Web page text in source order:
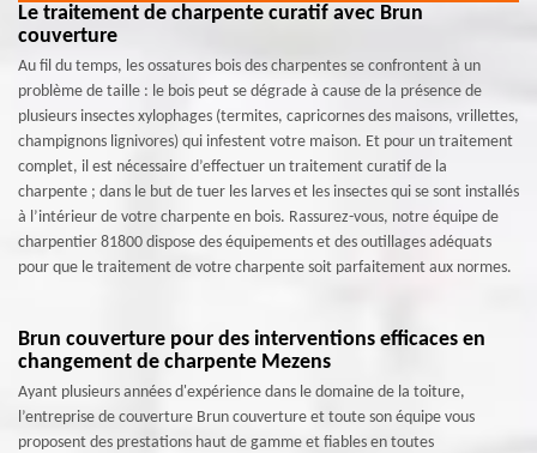
Le traitement de charpente curatif avec Brun
couverture
Au fil du temps, les ossatures bois des charpentes se confrontent à un
problème de taille : le bois peut se dégrade à cause de la présence de
plusieurs insectes xylophages (termites, capricornes des maisons, vrillettes,
champignons lignivores) qui infestent votre maison. Et pour un traitement
complet, il est nécessaire d’effectuer un traitement curatif de la
charpente ; dans le but de tuer les larves et les insectes qui se sont installés
à l’intérieur de votre charpente en bois. Rassurez-vous, notre équipe de
charpentier 81800 dispose des équipements et des outillages adéquats
pour que le traitement de votre charpente soit parfaitement aux normes.
Brun couverture pour des interventions efficaces en
changement de charpente Mezens
Ayant plusieurs années d'expérience dans le domaine de la toiture,
l’entreprise de couverture Brun couverture et toute son équipe vous
proposent des prestations haut de gamme et fiables en toutes